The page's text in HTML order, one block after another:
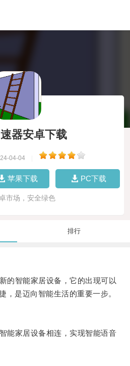
器安卓下载
04-04
苹果下载 PC下载
市场，安全绿色
排行
智能家居设备，它的出现可以
，是迈向智能生活的重要一步。
家居设备相连，实现智能语音